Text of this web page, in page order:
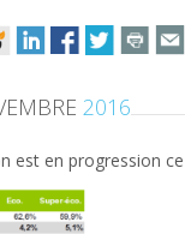
2016
est en progression ce